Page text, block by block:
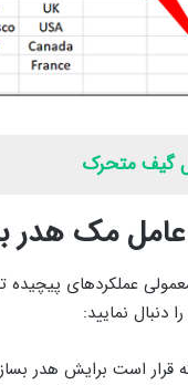
گیف متحرک
مک هدر
عملکردهای
دنبال نمایید: